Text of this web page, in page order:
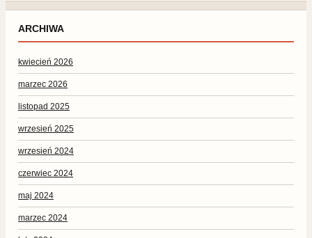
ARCHIWA
kwiecień 2026
marzec 2026
listopad 2025
wrzesień 2025
wrzesień 2024
czerwiec 2024
maj 2024
marzec 2024